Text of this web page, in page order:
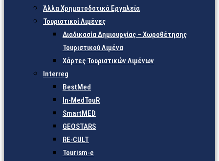
Άλλα Χρηματοδοτικά Εργαλεία
Τουριστικοί Λιμένες
Διαδικασία Δημιουργίας – Χωροθέτησης
Τουριστικού Λιμένα
Χάρτες Τουριστικών Λιμένων
Interreg
BestMed
In-MedTouR
SmartMED
GEOSTARS
RE-CULT
Tourism-e